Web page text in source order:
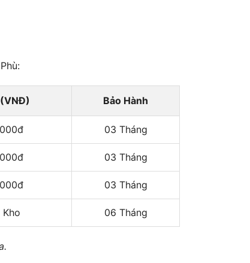
Bảo Hành
03 Tháng
03 Tháng
03 Tháng
Kho 06 Tháng